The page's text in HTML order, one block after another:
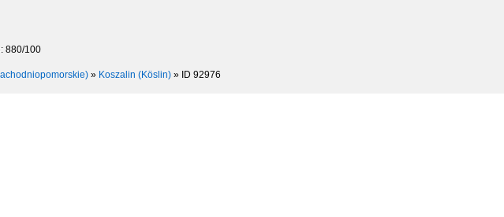
880/100
» Koszalin (Köslin) » ID 92976